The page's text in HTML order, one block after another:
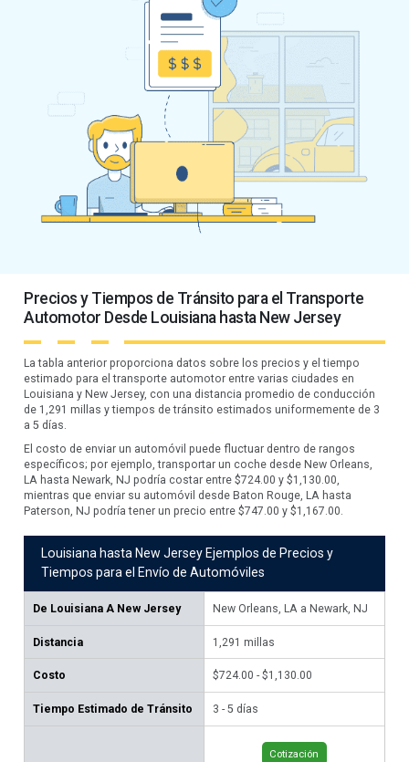
Precios y Tiempos de Tránsito para el Transporte
Automotor Desde Louisiana hasta New Jersey
La tabla anterior proporciona datos sobre los precios y el tiempo
estimado para el transporte automotor entre varias ciudades en
Louisiana y New Jersey, con una distancia promedio de conducción
de 1,291 millas y tiempos de tránsito estimados uniformemente de 3
a 5 días.
El costo de enviar un automóvil puede fluctuar dentro de rangos
específicos; por ejemplo, transportar un coche desde New Orleans,
LA hasta Newark, NJ podría costar entre $724.00 y $1,130.00,
mientras que enviar su automóvil desde Baton Rouge, LA hasta
Paterson, NJ podría tener un precio entre $747.00 y $1,167.00.
Louisiana hasta New Jersey Ejemplos de Precios y
Tiempos para el Envío de Automóviles
De Louisiana A New Jersey
Distancia
Costo
Tiempo Estimado de Tránsito
New Orleans, LA a Newark, NJ
1,291 millas
$724.00 - $1,130.00
3 - 5 días
Cotización